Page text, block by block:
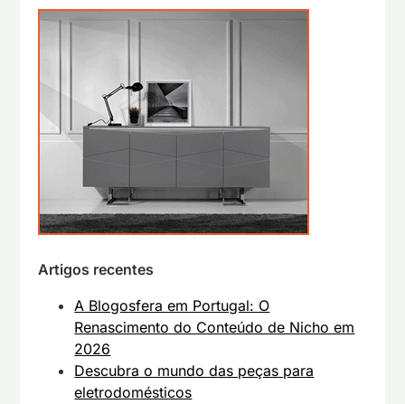
Artigos recentes
A Blogosfera em Portugal: O
Renascimento do Conteúdo de Nicho em
2026
Descubra o mundo das peças para
eletrodomésticos